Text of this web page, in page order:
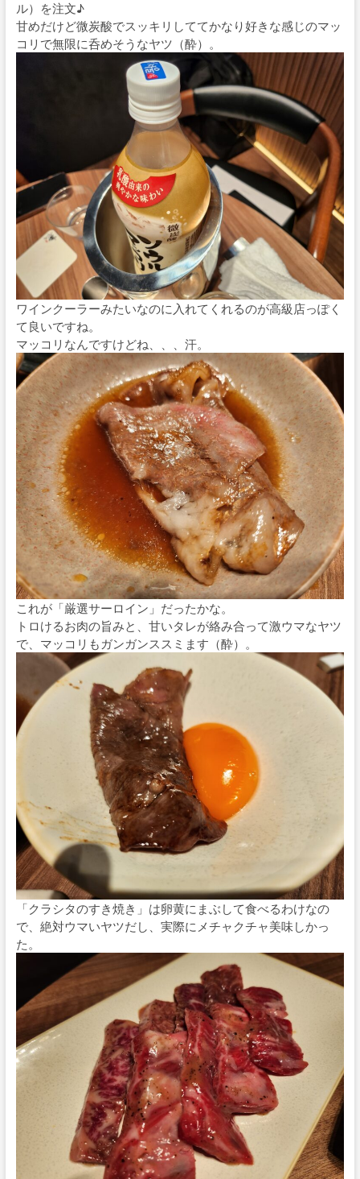
ル）を注文♪
甘めだけど微炭酸でスッキリしててかなり好きな感じのマッ
コリで無限に呑めそうなヤツ（酔）。
ワインクーラーみたいなのに入れてくれるのが高級店っぽく
て良いですね。
マッコリなんですけどね、、、汗。
これが「厳選サーロイン」だったかな。
トロけるお肉の旨みと、甘いタレが絡み合って激ウマなヤツ
で、マッコリもガンガンススミます（酔）。
「クラシタのすき焼き」は卵黄にまぶして食べるわけなの
で、絶対ウマいヤツだし、実際にメチャクチャ美味しかっ
た。